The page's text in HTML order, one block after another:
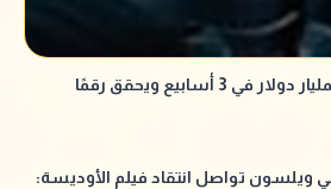
فيلم الأوديسة يتجاوز المليار دولار في 3 أسابيع ويحقق رقمًا
ويلسون تواصل انتقاد فيلم الأوديسة: